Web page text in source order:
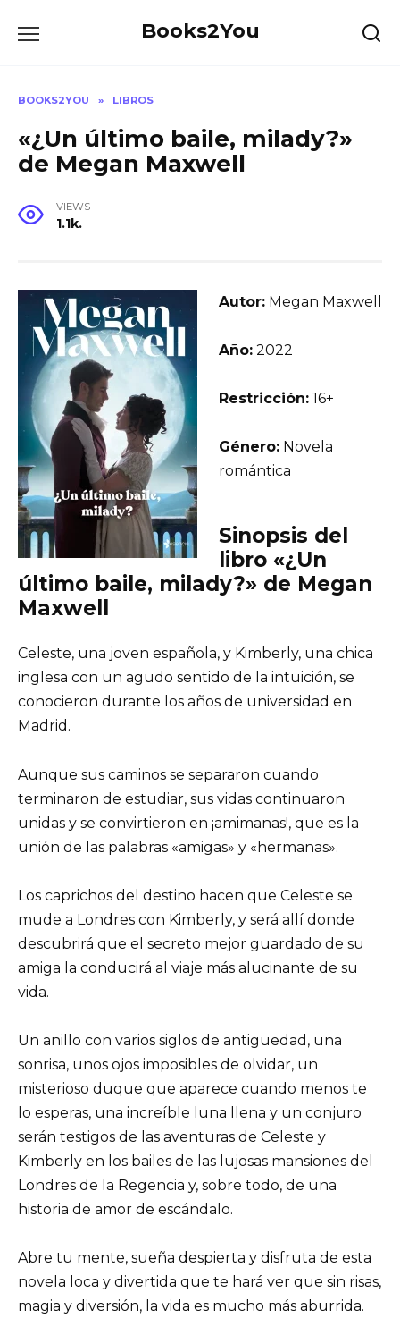
Books2You
BOOKS2YOU » LIBROS
«¿Un último baile, milady?»
de Megan Maxwell
VIEWS
1.1k.
Autor: Megan Maxwell
Año: 2022
Restricción: 16+
Género: Novela
romántica
Sinopsis del
libro «¿Un
último baile, milady?» de Megan
Maxwell
Celeste, una joven española, y Kimberly, una chica
inglesa con un agudo sentido de la intuición, se
conocieron durante los años de universidad en
Madrid.
Aunque sus caminos se separaron cuando
terminaron de estudiar, sus vidas continuaron
unidas y se convirtieron en ¡amimanas!, que es la
unión de las palabras «amigas» y «hermanas».
Los caprichos del destino hacen que Celeste se
mude a Londres con Kimberly, y será allí donde
descubrirá que el secreto mejor guardado de su
amiga la conducirá al viaje más alucinante de su
vida.
Un anillo con varios siglos de antigüedad, una
sonrisa, unos ojos imposibles de olvidar, un
misterioso duque que aparece cuando menos te
lo esperas, una increíble luna llena y un conjuro
serán testigos de las aventuras de Celeste y
Kimberly en los bailes de las lujosas mansiones del
Londres de la Regencia y, sobre todo, de una
historia de amor de escándalo.
Abre tu mente, sueña despierta y disfruta de esta
novela loca y divertida que te hará ver que sin risas,
magia y diversión, la vida es mucho más aburrida.